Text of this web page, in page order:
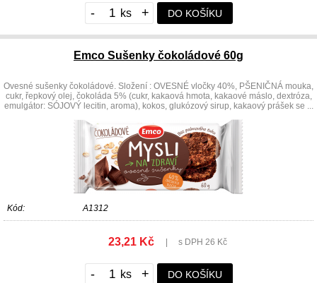
- + DO KOŠÍKU
Emco Sušenky čokoládové 60g
Ovesné sušenky čokoládové. Složení : OVESNÉ vločky 40%, PŠENIČNÁ mouka,
cukr, řepkový olej, čokoláda 5% (cukr, kakaová hmota, kakaové máslo, dextróza,
emulgátor: SÓJOVÝ lecitin, aroma), kokos, glukózový sirup, kakaový prášek se ...
Kód: A1312
23,21 Kč s DPH 26 Kč
- + DO KOŠÍKU